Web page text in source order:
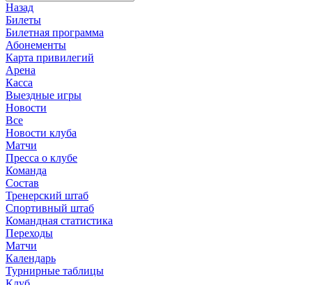
Назад
Билеты
Билетная программа
Абонементы
Карта привилегий
Арена
Касса
Выездные игры
Новости
Все
Новости клуба
Матчи
Пресса о клубе
Команда
Состав
Тренерский штаб
Спортивный штаб
Командная статистика
Переходы
Матчи
Календарь
Турнирные таблицы